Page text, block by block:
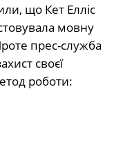
що Кет Елліс
мовну
прес-служба
своєї
роботи: